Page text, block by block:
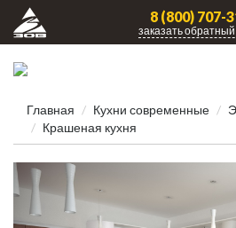
8 (800) 707-
заказать обратный
Главная Кухни современные
Крашеная кухня